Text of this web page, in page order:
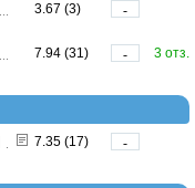
3.67 (3)
-
7.94 (31) - 3 отз.
7.35 (17) -